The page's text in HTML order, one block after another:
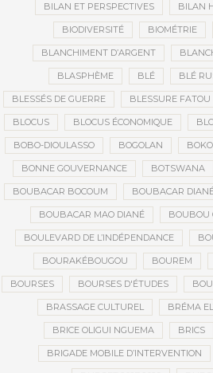
BILAN ET PERSPECTIVES BILAN
BIODIVERSITÉ BIOMÉTRIE
BLANCHIMENT D’ARGENT
BLASPHÈME BLÉ BLÉ
BLESSÉS DE GUERRE BLESSURE
BLOCUS BLOCUS ÉCONOMIQUE
BOBO-DIOULASSO BOGOLAN
BONNE GOUVERNANCE BOTSWANA
BOUBACAR BOCOUM BOUBACAR
BOUBACAR MAO DIANÉ BOUBOU
BOULEVARD DE L’INDÉPENDANCE
BOURAKÉBOUGOU BOUREM
BOURSES BOURSES D'ÉTUDES
BRASSAGE CULTUREL BRÉMA
BRICE OLIGUI NGUEMA BRICS
BRIGADE MOBILE D’INTERVENTION